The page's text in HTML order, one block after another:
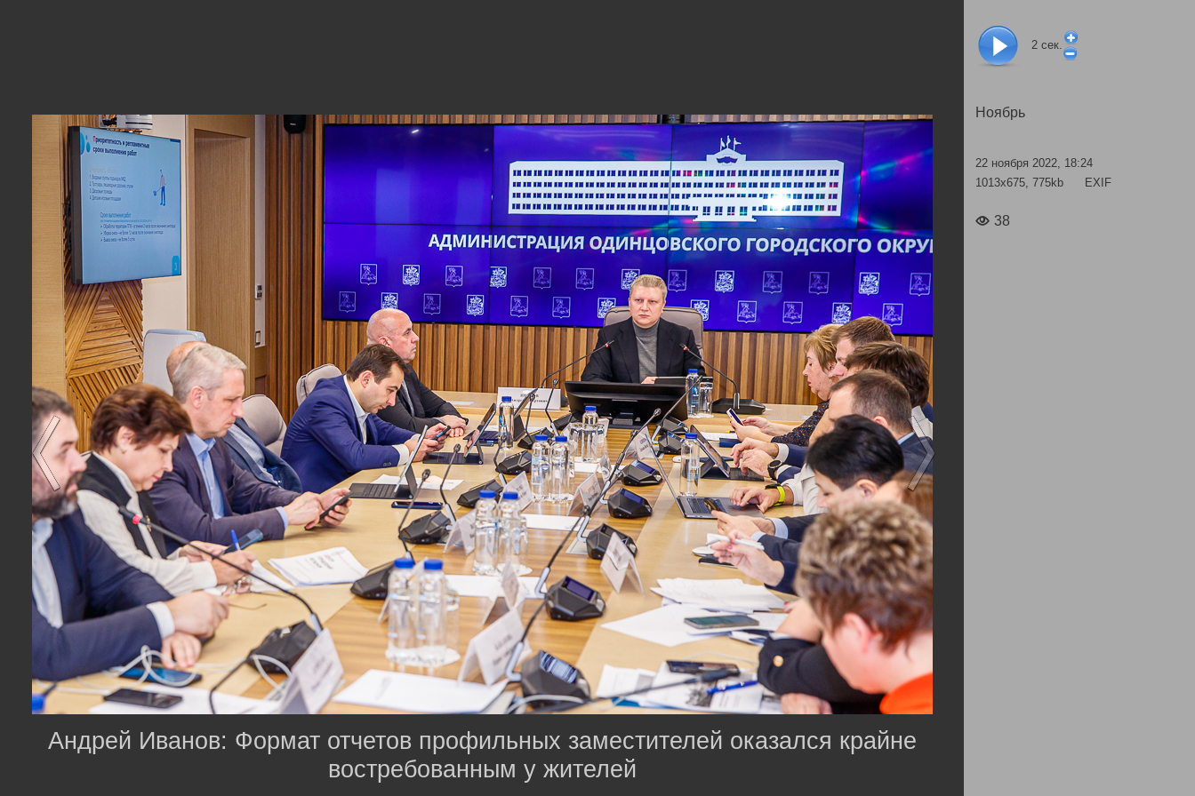
2 сек.
Ноябрь
22 ноября 2022, 18:24
1013x675, 775kb
EXIF
38
Андрей Иванов: Формат отчетов профильных заместителей оказался крайне
востребованным у жителей